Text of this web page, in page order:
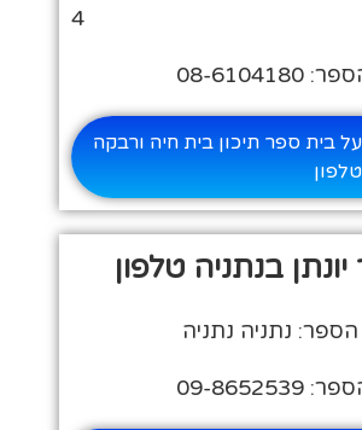
4
בית ספר תיכון בית חיה ורבקה
בנתניה טלפון
נתניה נתניה